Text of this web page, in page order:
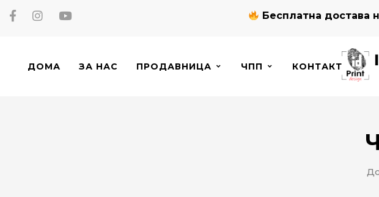
Бесплатна достава
ДОМА ЗА НАС ПРОДАВНИЦА ЧПП КОНТАКТ